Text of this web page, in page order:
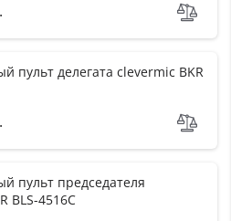
пульт делегата clevermic BKR
пульт председателя
BLS-4516C